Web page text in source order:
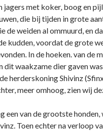
jagers met koker, boog en
die bij tijden in grote
de weiden al ommuurd, en
kudden, voordat de grote
In de hoeken. van de
dit waakzame dier gaven
herderskoning Shivinz
meer omhoog, zien wij
een van de grootste
Toen echter na verloop